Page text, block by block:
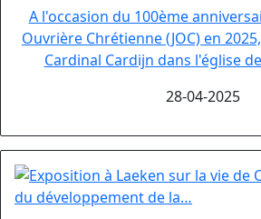
A l'occasion du 100ème
Ouvrière Chrétienne (JOC) en
Cardinal Cardijn dans l'église
28-04-2025